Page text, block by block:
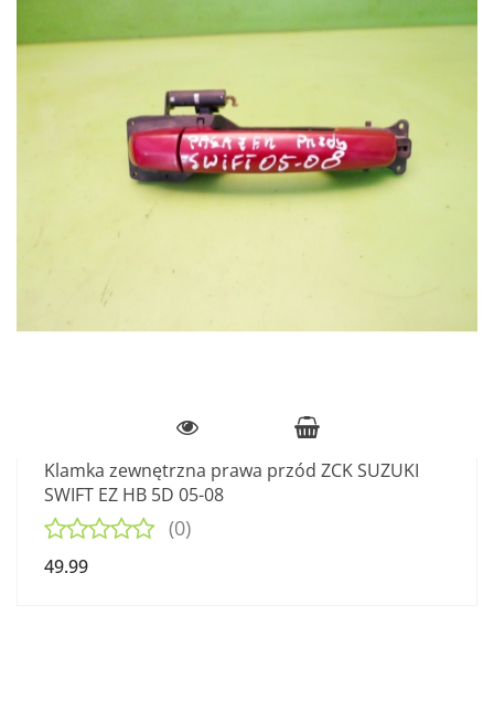
Klamka zewnętrzna prawa przód ZCK SUZUKI
SWIFT EZ HB 5D 05-08
(0)
49.99